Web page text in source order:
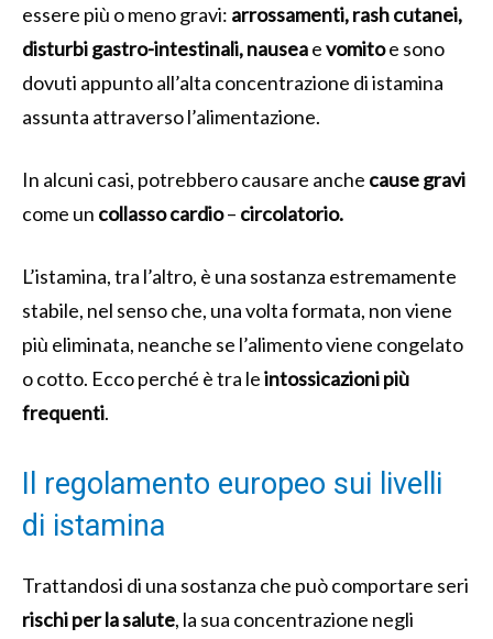
essere più o meno gravi: arrossamenti, rash cutanei,
disturbi gastro-intestinali, nauseaevomitoe sono
dovuti appunto all’alta concentrazione di istamina
assunta attraverso l’alimentazione.
In alcuni casi, potrebbero causare anche cause gravi
come un collasso cardio– circolatorio.
L’istamina, tra l’altro, è una sostanza estremamente
stabile, nel senso che, una volta formata, non viene
più eliminata, neanche se l’alimento viene congelato
o cotto. Ecco perché è tra leintossicazioni più
frequenti.
Il regolamento europeo sui livelli
di istamina
Trattandosi di una sostanza che può comportare seri
rischi per la salute, la sua concentrazione negli